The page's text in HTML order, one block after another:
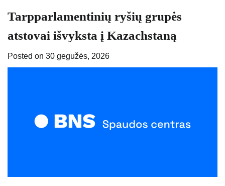
Tarpparlamentinių ryšių grupės
atstovai išvyksta į Kazachstaną
Posted on 30 gegužės, 2026